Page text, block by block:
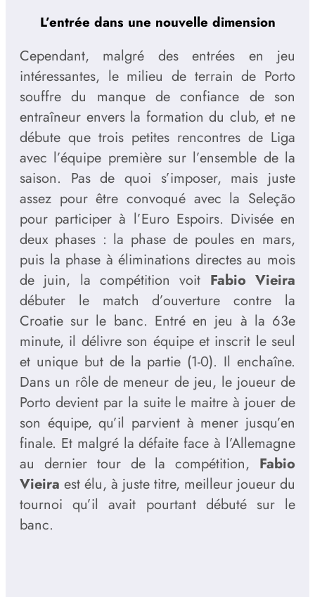
L’entrée dans une nouvelle dimension
Cependant, malgré des entrées en jeu
intéressantes, le milieu de terrain de Porto
souffre du manque de confiance de son
entraîneur envers la formation du club, et ne
débute que trois petites rencontres de Liga
avec l’équipe première sur l’ensemble de la
saison. Pas de quoi s’imposer, mais juste
assez pour être convoqué avec la Seleção
pour participer à l’Euro Espoirs. Divisée en
deux phases : la phase de poules en mars,
puis la phase à éliminations directes au mois
de juin, la compétition voit Fabio Vieira
débuter le match d’ouverture contre la
Croatie sur le banc. Entré en jeu à la 63e
minute, il délivre son équipe et inscrit le seul
et unique but de la partie (1-0). Il enchaîne.
Dans un rôle de meneur de jeu, le joueur de
Porto devient par la suite le maitre à jouer de
son équipe, qu’il parvient à mener jusqu’en
finale. Et malgré la défaite face à l’Allemagne
au dernier tour de la compétition, Fabio
Vieira est élu, à juste titre, meilleur joueur du
tournoi qu’il avait pourtant débuté sur le
banc.